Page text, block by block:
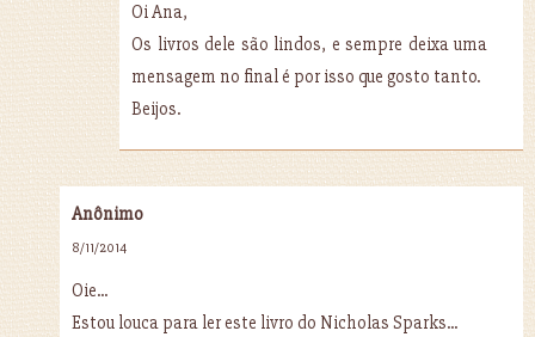
Oi Ana,
Os livros dele são lindos, e sempre deixa uma
mensagem no final é por isso que gosto tanto.
Beijos.
Anônimo
8/11/2014
Oie...
Estou louca para ler este livro do Nicholas Sparks...